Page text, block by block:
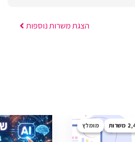
הצגת משרות נוספות
מומלץ